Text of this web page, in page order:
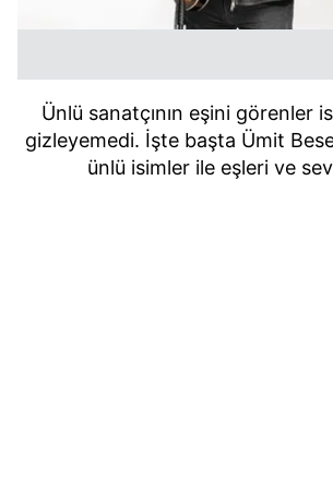
Ünlü sanatçının eşini görenler
gizleyemedi. İşte başta Ümit
ünlü isimler ile eşleri ve